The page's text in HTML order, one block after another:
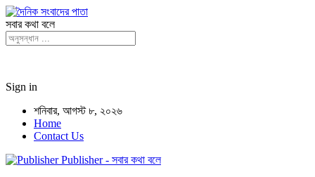
সবার কথা বলে
Sign in
শনিবার, আগস্ট ৮, ২০২৬
Home
Contact Us
Publisher - সবার কথা বলে